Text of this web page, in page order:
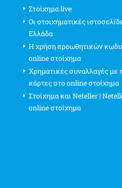
Στοίχημα live
Οι στοιχηματικές
Ελλάδα
Η χρήση προωθητικών
online στοίχημα
Χρηματικές συναλλαγές με
κάρτες στο online στοίχημα
Στοίχημα και Neteller |
online στοίχημα